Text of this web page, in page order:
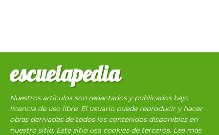
escuelapedia
Nuestros articulos son redactados y publicados bajo
licencia de uso libre. El usuario puede reproducir y hacer
obras derivadas de todos los contenidos disponibles en
nuestro sitio. Este sitio usa cookies de terceros. Lea más